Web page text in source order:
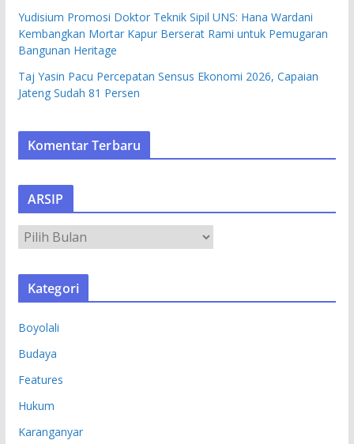
Yudisium Promosi Doktor Teknik Sipil UNS: Hana Wardani
Kembangkan Mortar Kapur Berserat Rami untuk Pemugaran
Bangunan Heritage
Taj Yasin Pacu Percepatan Sensus Ekonomi 2026, Capaian
Jateng Sudah 81 Persen
Komentar Terbaru
ARSIP
S
Kategori
Boyolali
Budaya
Features
Hukum
Karanganyar